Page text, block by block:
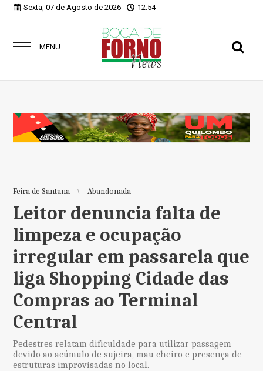
Sexta, 07 de Agosto de 2026 12:54
MENU
Feira de Santana Abandonada
Leitor denuncia falta de
limpeza e ocupação
irregular em passarela que
liga Shopping Cidade das
Compras ao Terminal
Central
Pedestres relatam dificuldade para utilizar passagem
devido ao acúmulo de sujeira, mau cheiro e presença de
estruturas improvisadas no local.